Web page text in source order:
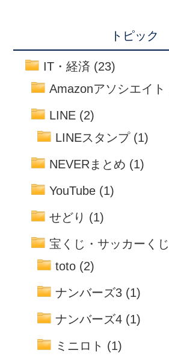
トピック
IT・経済 (23)
Amazonアソシエイト
LINE (2)
LINEスタンプ(1)
NEVERまとめ (1)
YouTube (1)
せどり (1)
宝くじ・サッカーくじ
toto (2)
ナンバーズ3 (1)
ナンバーズ4 (1)
ミニロト (1)